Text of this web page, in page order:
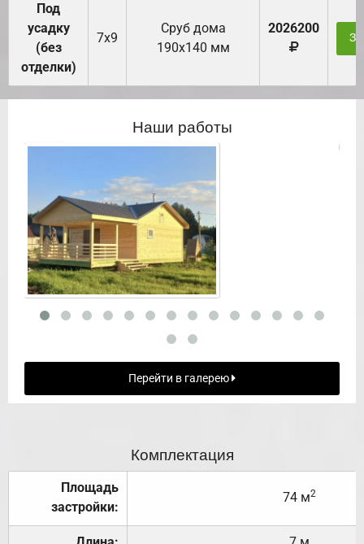
Под
усадку
(без
отделки)
7х9
Cруб дома
190х140 мм
2026200
Наши работы
Перейти в галерею
Комплектация
Площадь
застройки:
74 м2